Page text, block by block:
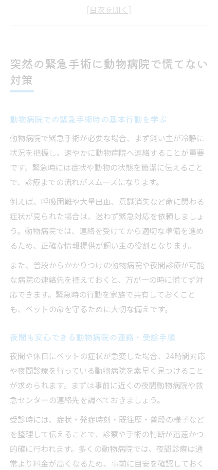
動物病院での緊急手術時の心構えと判断力
夜間対応が必要な動物病院の選び方
動物病院の夜間診療体制を見極める方法
動物病院 夜間 近くの選択で重視したい点
24時間対応の動物病院を選ぶコツと注意点
口コミ評判を活かした動物病院の選び方
動物病院での緊急手術時に知るべき料金事情
動物病院の緊急手術にかかる費用の目安
夜間救急時の動物病院料金内訳を解説
動物病院で料金トラブルを防ぐポイント
動物病院でのエンゼルケア料金の基本知識
緊急手術費用の事前確認と支払い方法
ペットが急変した時の適切な動物病院受診法
動物病院での緊急受診判断ポイントを解説
ョン
め方
動物病院受診前に準備したい持ち物リスト
動物病院の受診時に役立つメモや記録術
夜間救急で動物病院を受診する際の注意点
夜間動物病院を受診する前に確認すること
動物病院の夜間受付でのポイントと注意事
項
突然の緊急手術に動物病院で慌てない
対策
動物病院での緊急手術時の基本行動を学ぶ
動物病院で緊急手術が必要な場合、まず飼い主が冷静に
状況を把握し、速やかに動物病院へ連絡することが重要
です。緊急時には症状や動物の状態を簡潔に伝えること
で、診療までの流れがスムーズになります。
例えば、呼吸困難や大量出血、意識消失など命に関わる
症状が見られた場合は、迷わず緊急対応を依頼しましょ
う。動物病院では、連絡を受けてから適切な準備を進め
るため、正確な情報提供が飼い主の役割となります。
また、普段からかかりつけの動物病院や夜間診療が可能
な病院の連絡先を控えておくと、万が一の時に慌てず対
応できます。緊急時の行動を家族で共有しておくこと
も、ペットの命を守るために大切な備えです。
夜間も安心できる動物病院の連絡・受診手順
夜間や休日にペットの症状が急変した場合、24時間対応
や夜間診療を行っている動物病院を素早く見つけること
が求められます。まずは事前に近くの夜間動物病院や救
急センターの連絡先を調べておきましょう。
受診時には、症状・発症時刻・既往歴・普段の様子など
を整理して伝えることで、診察や手術の判断が迅速かつ
的確に行われます。多くの動物病院では、夜間診療は通
常より料金が高くなるため、事前に目安を確認しておく